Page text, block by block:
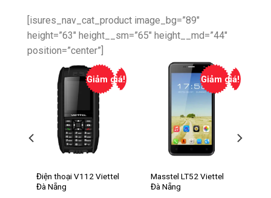
[isures_nav_cat_product image_bg=”89″
height=”63″ height__sm=”65″ height__md=”44″
position=”center”]
Giảm giá!
Điện thoại V112 Viettel
Đà Nẵng
Giảm giá!
Masstel LT52 Viettel
Đà Nẵng